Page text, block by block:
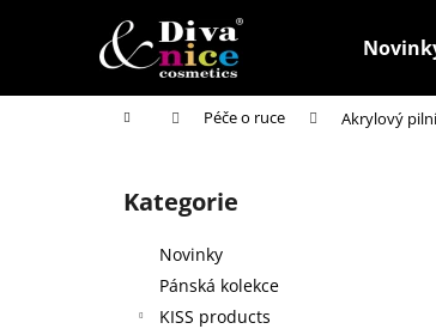
Domů Péče o ruce Akrylový
Přeskočit
kategorie
Kategorie
Novinky
Pánská kolekce
KISS products
í
Zpět
do
Zpět
do